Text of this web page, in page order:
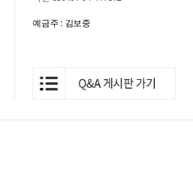
예금주 : 김보중